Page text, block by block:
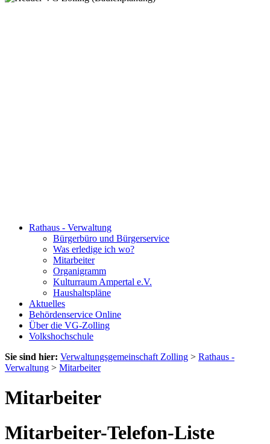
Rathaus - Verwaltung
Bürgerbüro und Bürgerservice
Was erledige ich wo?
Mitarbeiter
Organigramm
Kulturraum Ampertal e.V.
Haushaltspläne
Aktuelles
Behördenservice Online
Über die VG-Zolling
Volkshochschule
Sie sind hier: Verwaltungsgemeinschaft Zolling > Rathaus -
Verwaltung > Mitarbeiter
Mitarbeiter
Mitarbeiter-Telefon-Liste